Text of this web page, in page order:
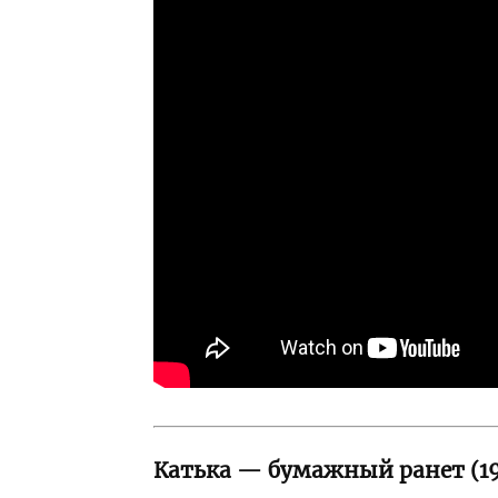
Катька — бумажный ранет